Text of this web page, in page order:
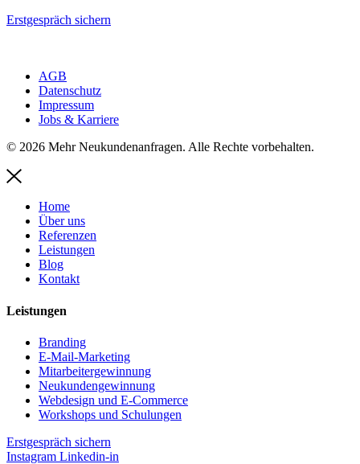
Erstgespräch sichern
AGB
Datenschutz
Impressum
Jobs & Karriere
© 2026 Mehr Neukundenanfragen. Alle Rechte vorbehalten.
Home
Über uns
Referenzen
Leistungen
Blog
Kontakt
Leistungen
Branding
E-Mail-Marketing
Mitarbeitergewinnung
Neukundengewinnung
Webdesign und E-Commerce
Workshops und Schulungen
Erstgespräch sichern
Instagram Linkedin-in